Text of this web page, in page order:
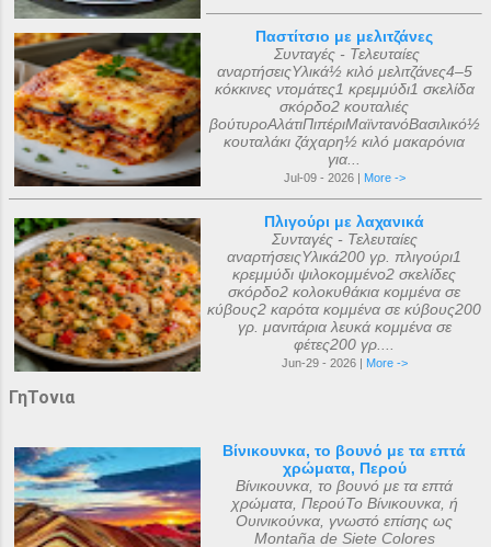
Παστίτσιο με μελιτζάνες
Συνταγές - Τελευταίες
αναρτήσειςΥλικά½ κιλό μελιτζάνες4–5
κόκκινες ντομάτες1 κρεμμύδι1 σκελίδα
σκόρδο2 κουταλιές
βούτυροΑλάτιΠιπέριΜαϊντανόΒασιλικό½
κουταλάκι ζάχαρη½ κιλό μακαρόνια
για...
Jul-09 - 2026 | More ->
Πλιγούρι με λαχανικά
Συνταγές - Τελευταίες
αναρτήσειςΥλικά200 γρ. πλιγούρι1
κρεμμύδι ψιλοκομμένο2 σκελίδες
σκόρδο2 κολοκυθάκια κομμένα σε
κύβους2 καρότα κομμένα σε κύβους200
γρ. μανιτάρια λευκά κομμένα σε
φέτες200 γρ....
Jun-29 - 2026 | More ->
ΓηΤονια
Βίνικουνκα, το βουνό με τα επτά
χρώματα, Περού
Βίνικουνκα, το βουνό με τα επτά
χρώματα, ΠερούΤο Βίνικουνκα, ή
Ουινικούνκα, γνωστό επίσης ως
Montaña de Siete Colores